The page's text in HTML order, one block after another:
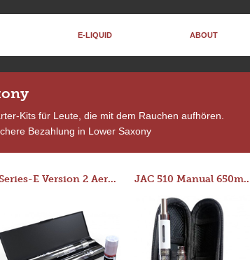
E-LIQUID ABOUT
Kits für Leute, die mit dem Rauchen aufhören.
Bezahlung in Lower Saxony
Series-E Version 2 Aero Tank Starter Kit JAC 510 Manual